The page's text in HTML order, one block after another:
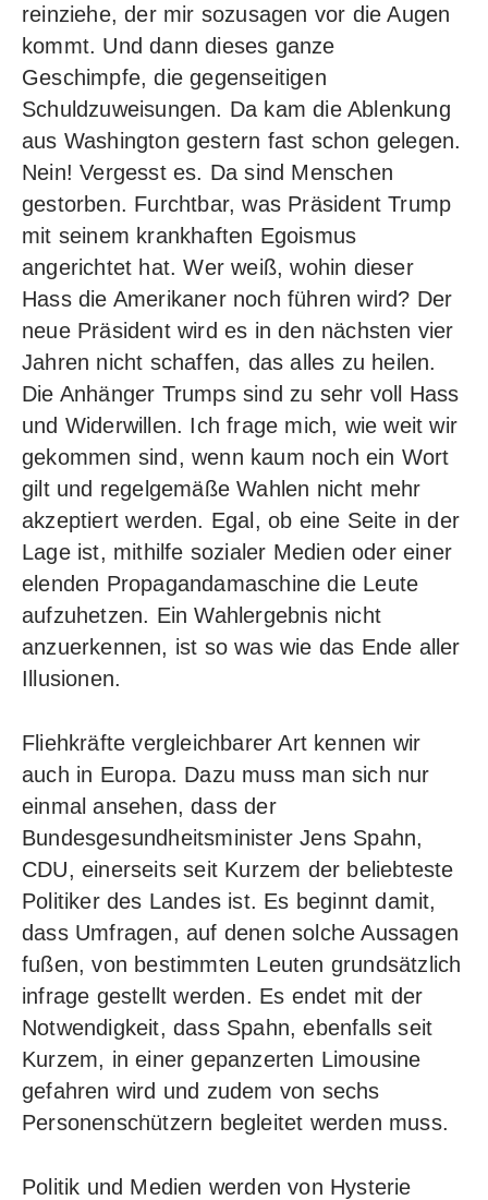
reinziehe, der mir sozusagen vor die Augen
kommt. Und dann dieses ganze
Geschimpfe, die gegenseitigen
Schuldzuweisungen. Da kam die Ablenkung
aus Washington gestern fast schon gelegen.
Nein! Vergesst es. Da sind Menschen
gestorben. Furchtbar, was Präsident Trump
mit seinem krankhaften Egoismus
angerichtet hat. Wer weiß, wohin dieser
Hass die Amerikaner noch führen wird? Der
neue Präsident wird es in den nächsten vier
Jahren nicht schaffen, das alles zu heilen.
Die Anhänger Trumps sind zu sehr voll Hass
und Widerwillen. Ich frage mich, wie weit wir
gekommen sind, wenn kaum noch ein Wort
gilt und regelgemäße Wahlen nicht mehr
akzeptiert werden. Egal, ob eine Seite in der
Lage ist, mithilfe sozialer Medien oder einer
elenden Propagandamaschine die Leute
aufzuhetzen. Ein Wahlergebnis nicht
anzuerkennen, ist so was wie das Ende aller
Illusionen.
Fliehkräfte vergleichbarer Art kennen wir
auch in Europa. Dazu muss man sich nur
einmal ansehen, dass der
Bundesgesundheitsminister Jens Spahn,
CDU, einerseits seit Kurzem der beliebteste
Politiker des Landes ist. Es beginnt damit,
dass Umfragen, auf denen solche Aussagen
fußen, von bestimmten Leuten grundsätzlich
infrage gestellt werden. Es endet mit der
Notwendigkeit, dass Spahn, ebenfalls seit
Kurzem, in einer gepanzerten Limousine
gefahren wird und zudem von sechs
Personenschützern begleitet werden muss.
Politik und Medien werden von Hysterie